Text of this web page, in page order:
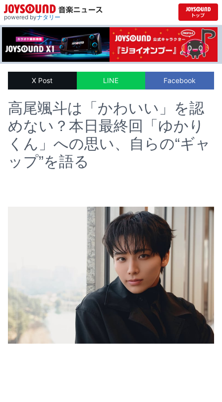
powered byナタリー
X Post LINE Facebook
高尾颯斗は「かわいい」を認
めない？本日最終回「ゆかり
くん」への思い、自らの“ギャ
ップ”を語る